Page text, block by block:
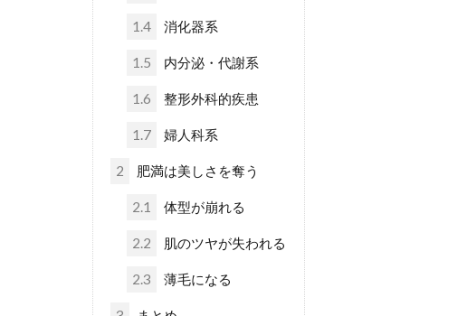
1.4 消化器系
1.5 内分泌・代謝系
1.6 整形外科的疾患
1.7 婦人科系
2 肥満は美しさを奪う
2.1 体型が崩れる
2.2 肌のツヤが失われる
2.3 薄毛になる